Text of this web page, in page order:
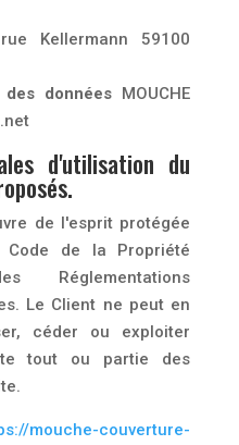
Kellermann 59100
données MOUCHE
d'utilisation du
de l'esprit protégée
de la Propriété
Réglementations
Le Client ne peut en
céder ou exploiter
tout ou partie des
mouche-couverture-